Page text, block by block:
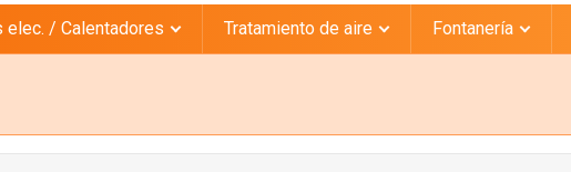
elec. / Calentadores Tratamiento de aire Fontanería